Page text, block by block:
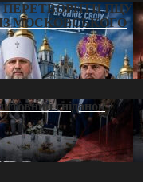
ПЦУ
МОСКОВСЬКОГО
сніданок